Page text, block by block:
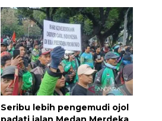
Seribu lebih pengemudi ojol